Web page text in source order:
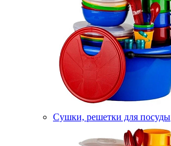
Сушки, решетки для посуды